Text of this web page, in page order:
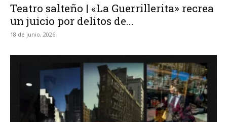
Teatro salteño | «La Guerrillerita» recrea
un juicio por delitos de...
18 de junio, 2026